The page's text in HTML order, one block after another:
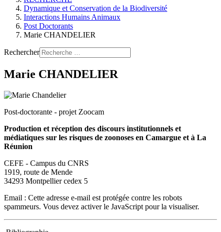
Dynamique et Conservation de la Biodiversité
Interactions Humains Animaux
Post Doctorants
Marie CHANDELIER
Rechercher
Marie CHANDELIER
Post-doctorante - projet Zoocam
Production et réception des discours institutionnels et
médiatiques sur les risques de zoonoses en Camargue et à La
Réunion
CEFE - Campus du CNRS
1919, route de Mende
34293 Montpellier cedex 5
Email : Cette adresse e-mail est protégée contre les robots
spammeurs. Vous devez activer le JavaScript pour la visualiser.